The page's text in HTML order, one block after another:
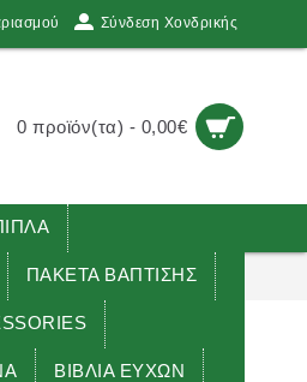
Σύνδεση Χονδρικής
0 προϊόν(τα) - 0,00€
ΠΑΚΕΤΑ ΒΑΠΤΙΣΗΣ
ΒΙΒΛΙΑ ΕΥΧΩΝ